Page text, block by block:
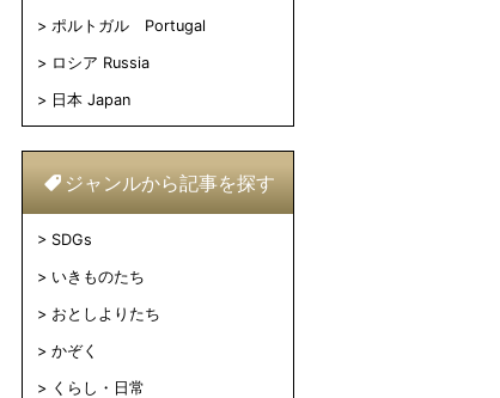
ポルトガル Portugal
ロシア Russia
日本 Japan
ジャンルから記事を探す
SDGs
いきものたち
おとしよりたち
かぞく
くらし・日常